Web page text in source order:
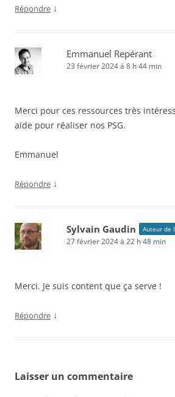
Répondre ↓
Emmanuel Repérant
23 février 2024 à 8 h 44 min
Merci pour ces ressources très
aide pour réaliser nos PSG.
Emmanuel
Répondre ↓
Sylvain Gaudin Auteur de
27 février 2024 à 22 h 48 min
Merci. Je suis content que ça serve !
Répondre ↓
Laisser un commentaire